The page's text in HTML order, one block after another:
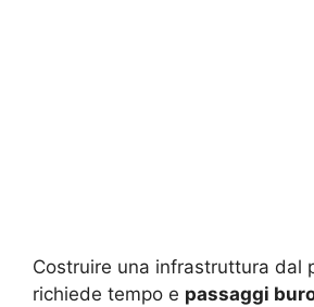
Costruire una infrastruttura dal
richiede tempo e passaggi